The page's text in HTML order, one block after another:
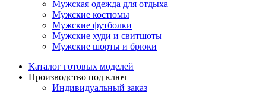
Мужская одежда для отдыха
Мужские костюмы
Мужские футболки
Мужские худи и свитшоты
Мужские шорты и брюки
Каталог готовых моделей
Производство под ключ
Индивидуальный заказ